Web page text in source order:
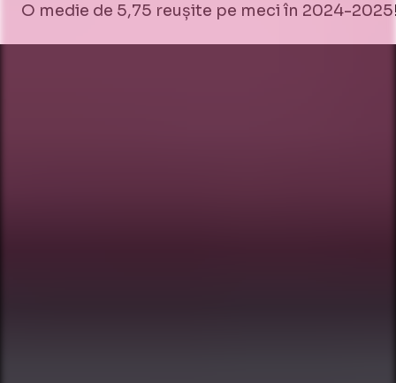
O medie de 5,75 reușite pe meci în 2024-